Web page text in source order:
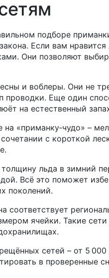
подборе
Если вам нравится
Они позволяют
и воблеры. Они не
проводки. Еще один
на естественный
на «приманку‑чудо» –
с короткой
толщину льда в зимний
Всё это поможет
поколений.
соответствует
ячейки. Такие сети
сетей – от 5
в проверенные